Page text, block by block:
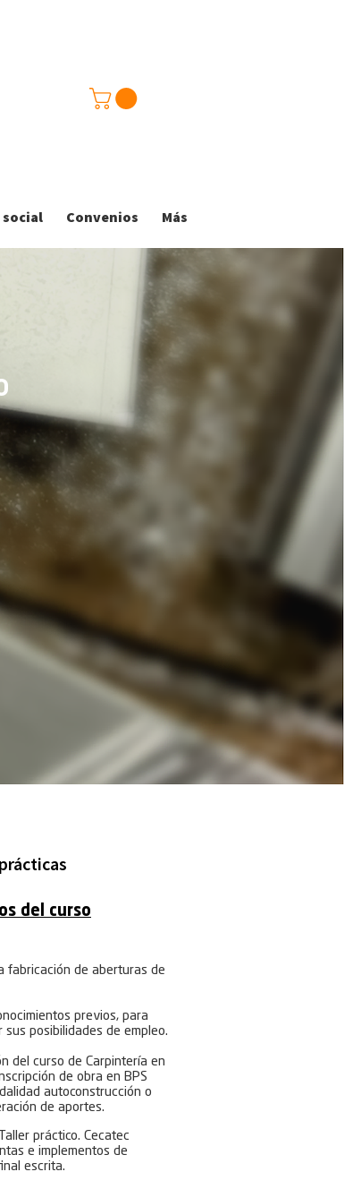
social Convenios Más
del curso
fabricación de aberturas de
previos, para
posibilidades de empleo.
del curso de Carpintería en
de obra en BPS
autoconstrucción o
de aportes.
práctico. Cecatec
e implementos de
escrita.